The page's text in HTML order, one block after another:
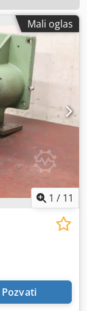
Mali oglas
1 / 11
Pozvati